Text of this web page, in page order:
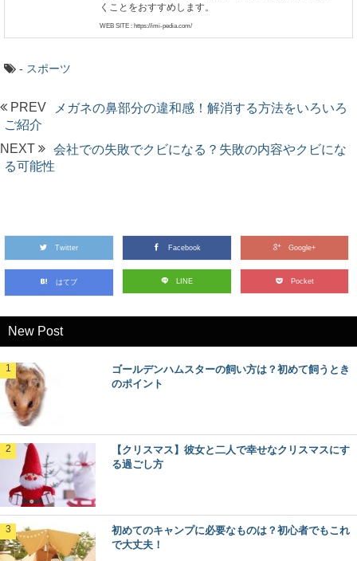
くことをおすすめします。
WEB SITE : https://imi-pedia.com/
- スポーツ
PREV
メガネの鼻部分の違和感！解消する方法をいろいろ
ご紹介
NEXT
会社での失敗でクビになる？失敗の内容やクビにな
る可能性
Twitter Facebook Google+
はてブ LINE Pocket
New Post
ゴールデンハムスターの飼い方は？初めて飼うとき
のポイント
【クリスマス】彼女と二人で幸せなクリスマスにす
る過ごし方
初めてのキャンプに必要なものは？初心者でもこれ
で大丈夫！